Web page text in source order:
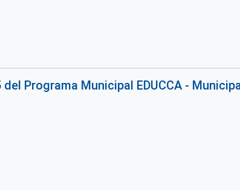
del Programa Municipal EDUCCA -